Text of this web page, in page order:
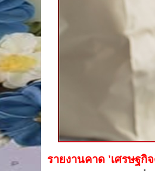
รายงานคาด 'เศรษฐกิ